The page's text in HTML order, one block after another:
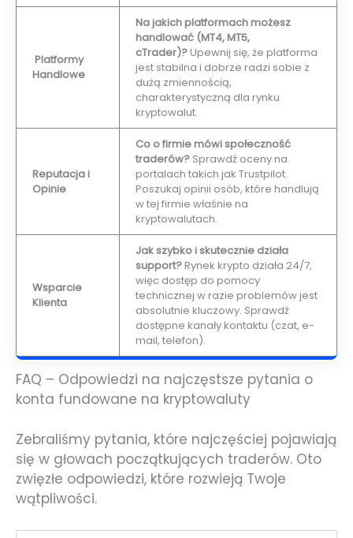
Platformy
Handlowe
Na jakich platformach możesz
handlować (MT4, MT5,
cTrader)?Upewnij się, że platforma
jest stabilna i dobrze radzi sobie z
dużą zmiennością,
charakterystyczną dla rynku
kryptowalut.
Reputacja i
Opinie
Co o firmie mówi społeczność
traderów? Sprawdź oceny na
portalach takich jak Trustpilot.
Poszukaj opinii osób, które handlują
w tej firmie właśnie na
kryptowalutach.
Wsparcie
Klienta
Jak szybko i skutecznie działa
support?Rynek krypto działa 24/7,
więc dostęp do pomocy
technicznej w razie problemów jest
absolutnie kluczowy. Sprawdź
dostępne kanały kontaktu (czat, e-
mail, telefon).
FAQ – Odpowiedzi na najczęstsze pytania o
konta fundowane na kryptowaluty
Zebraliśmy pytania, które najczęściej pojawiają
się w głowach początkujących traderów. Oto
zwięzłe odpowiedzi, które rozwieją Twoje
wątpliwości.